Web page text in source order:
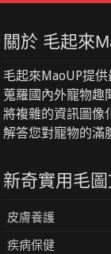
關於 毛起來
毛起來MaoUP提
蒐羅國內外寵物趣
將複雜的資訊圖像
解答您對寵物的
新奇實用毛圖
皮膚養護
疾病保健